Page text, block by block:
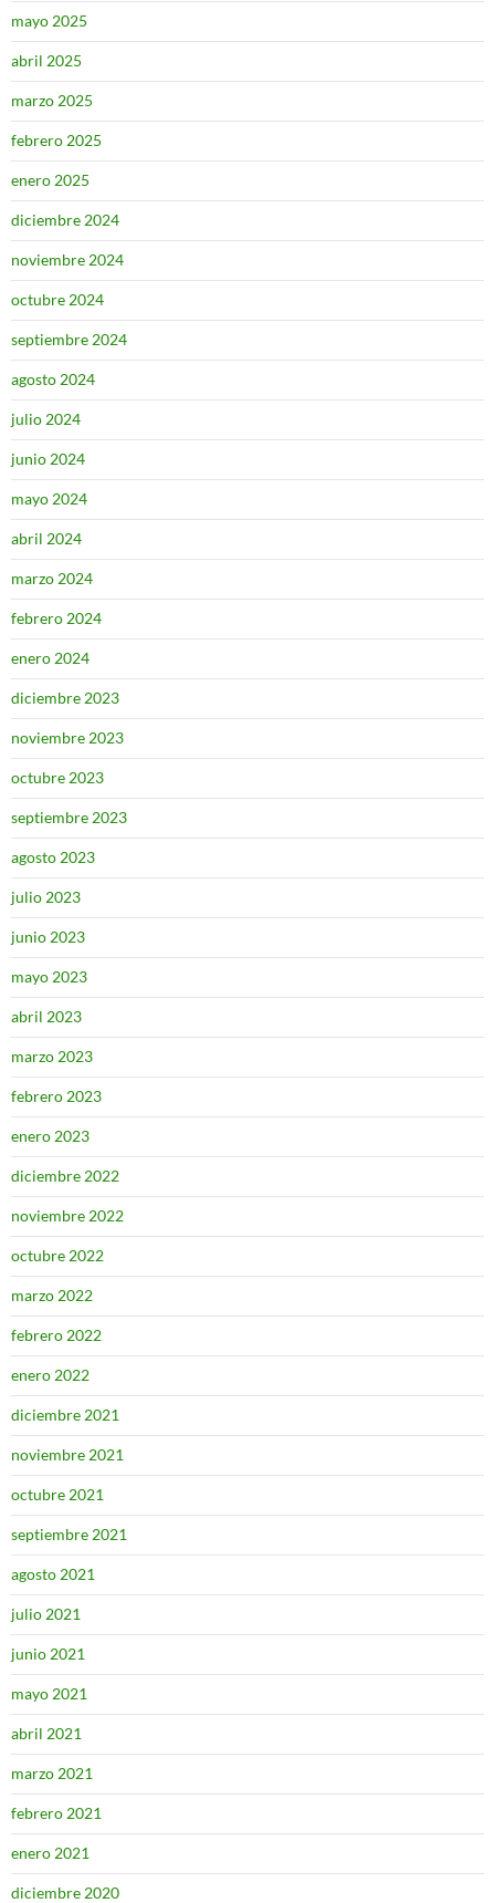
mayo 2025
abril 2025
marzo 2025
febrero 2025
enero 2025
diciembre 2024
noviembre 2024
octubre 2024
septiembre 2024
agosto 2024
julio 2024
junio 2024
mayo 2024
abril 2024
marzo 2024
febrero 2024
enero 2024
diciembre 2023
noviembre 2023
octubre 2023
septiembre 2023
agosto 2023
julio 2023
junio 2023
mayo 2023
abril 2023
marzo 2023
febrero 2023
enero 2023
diciembre 2022
noviembre 2022
octubre 2022
marzo 2022
febrero 2022
enero 2022
diciembre 2021
noviembre 2021
octubre 2021
septiembre 2021
agosto 2021
julio 2021
junio 2021
mayo 2021
abril 2021
marzo 2021
febrero 2021
enero 2021
diciembre 2020